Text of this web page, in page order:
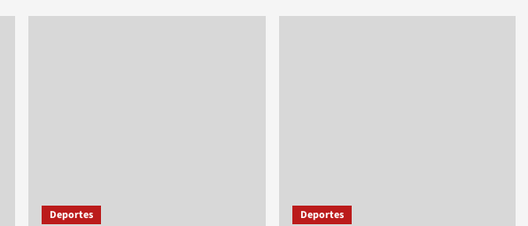
Deportes Deportes